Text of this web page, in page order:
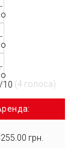
10 (4 голоса)
грн.